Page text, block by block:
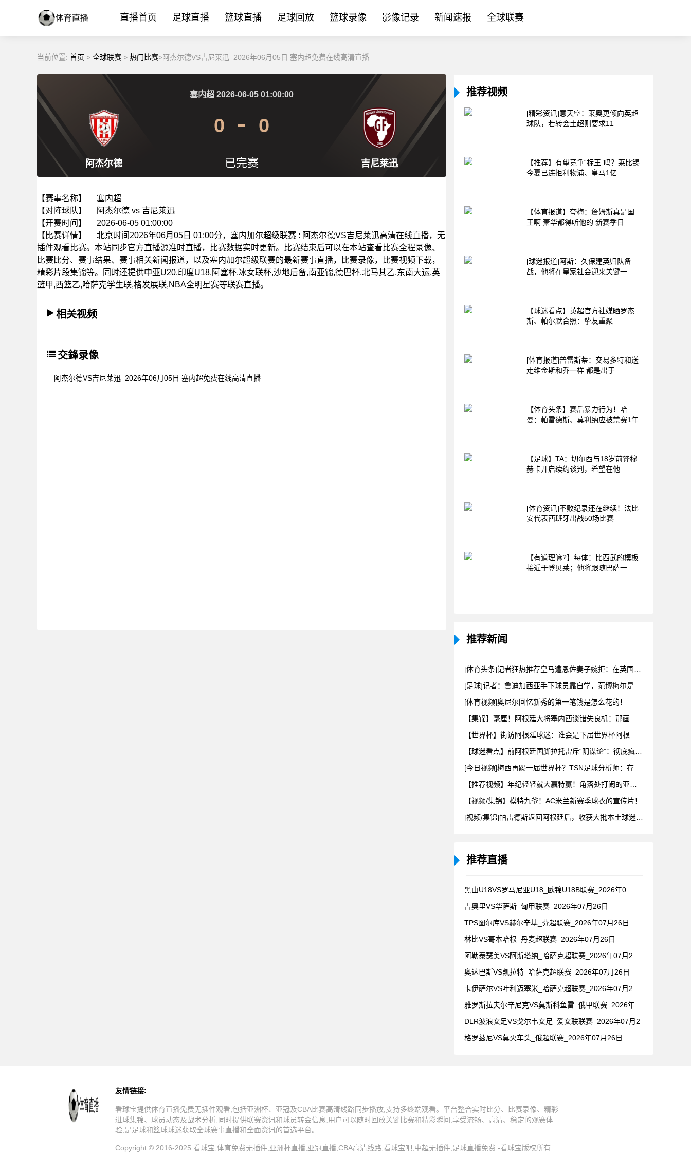
直播首页 足球直播 篮球直播 足球回放 篮球录像 影像记录 新闻速报 全球联赛
当前位置: 首页 > 全球联赛 > 热门比赛>阿杰尔德VS吉尼莱迅_2026年06月05日 塞内超免费在线高清直播
阿杰尔德 吉尼莱迅
塞内超 2026-06-05 01:00:00
0 0
已完赛
【赛事名称】
塞内超
【对阵球队】
阿杰尔德 vs 吉尼莱迅
【开赛时间】
2026-06-05 01:00:00
【比赛详情】
北京时间2026年06月05日 01:00分，塞内加尔超级联赛 : 阿杰尔德VS吉尼莱迅高清在线直播，无
插件观看比赛。本站同步官方直播源准时直播，比赛数据实时更新。比赛结束后可以在本站查看比赛全程录像、
比赛比分、赛事结果、赛事相关新闻报道，以及塞内加尔超级联赛的最新赛事直播，比赛录像，比赛视频下载，
精彩片段集锦等。同时还提供中亚U20,印度U18,阿塞杯,冰女联杯,沙地后备,南亚锦,德巴杯,北马其乙,东南大运,英
篮甲,西篮乙,哈萨克学生联,格发展联,NBA全明星赛等联赛直播。
相关视频
交鋒录像
阿杰尔德VS吉尼莱迅_2026年06月05日 塞内超免费在线高清直播
推荐视频
[精彩资讯]意天空：莱奥更倾向英超
球队，若转会土超则要求11
【推荐】有望竞争“标王”吗？莱比锡
今夏已连拒利物浦、皇马1亿
【体育报道】夸梅：詹姆斯真是国
王啊 萧华都得听他的 新赛季日
[球迷报道]阿斯：久保建英归队备
战，他将在皇家社会迎来关键一
【球迷看点】英超官方社媒晒罗杰
斯、帕尔默合照：挚友重聚
[体育报道]普雷斯蒂：交易多特和送
走维金斯和乔一样 都是出于
【体育头条】赛后暴力行为！哈
曼：帕雷德斯、莫利纳应被禁赛1年
【足球】TA：切尔西与18岁前锋穆
赫卡开启续约谈判，希望在他
[体育资讯]不败纪录还在继续！法比
安代表西班牙出战50场比赛
【有道理嘛?】每体：比西武的模板
接近于登贝莱；他将跟随巴萨一
推荐新闻
[体育视频]奥尼尔回忆新秀的第一笔钱是怎么花的！
【视频/集锦】模特九爷！AC米兰新赛季球衣的宣传片！
推荐直播
黑山U18VS罗马尼亚U18_欧锦U18B联赛_2026年0
吉奥里VS华萨斯_匈甲联赛_2026年07月26日
TPS图尔库VS赫尔辛基_芬超联赛_2026年07月26日
林比VS哥本哈根_丹麦超联赛_2026年07月26日
奥达巴斯VS凯拉特_哈萨克超联赛_2026年07月26日
DLR波浪女足VS戈尔韦女足_爱女联联赛_2026年07月2
格罗兹尼VS莫火车头_俄超联赛_2026年07月26日
友情链接:
看球宝提供体育直播免费无插件观看,包括亚洲杯、亚冠及CBA比赛高清线路同步播放,支持多终端观看。平台整合实时比分、比赛录像、精彩
进球集锦、球员动态及战术分析,同时提供联赛资讯和球员转会信息,用户可以随时回放关键比赛和精彩瞬间,享受流畅、高清、稳定的观赛体
验,是足球和篮球球迷获取全球赛事直播和全面资讯的首选平台。
Copyright © 2016-2025 看球宝,体育免费无插件,亚洲杯直播,亚冠直播,CBA高清线路,看球宝吧,中超无插件,足球直播免费 -看球宝版权所有